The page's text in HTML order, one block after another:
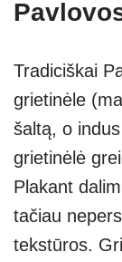
Tradiciškai
grietinėle
šaltą, o
grietinėlė
Plakant
tačiau
tekstūros.